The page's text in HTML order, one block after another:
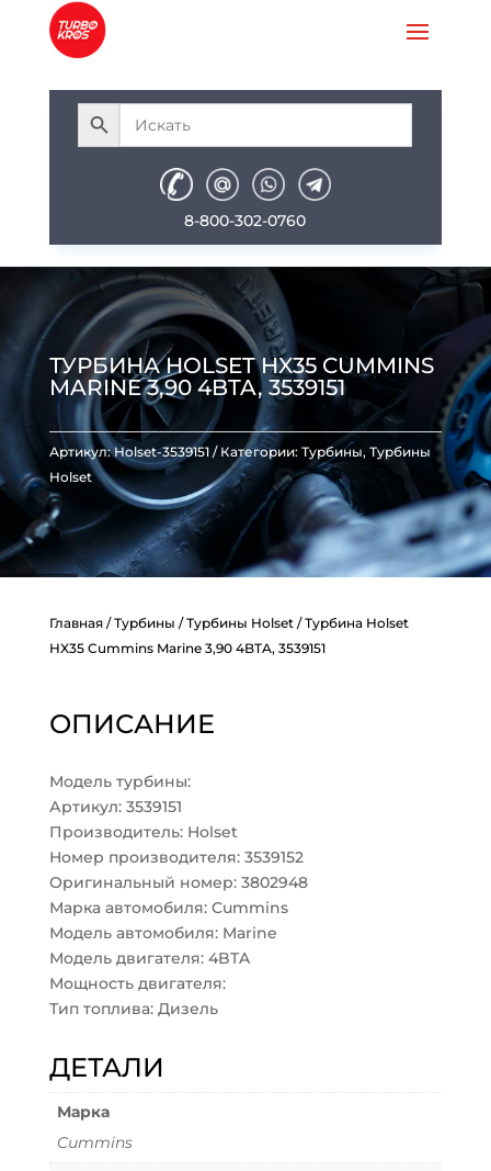
8-800-302-0760
ТУРБИНА HOLSET HX35 CUMMINS
MARINE 3,90 4BTA, 3539151
Артикул:Holset-3539151 Категории: Турбины, Турбины
Holset
Главная/Турбины /Турбины Holset/ Турбина Holset
HX35 Cummins Marine 3,90 4BTA, 3539151
ОПИСАНИЕ
Модель турбины:
Артикул: 3539151
Производитель: Holset
Номер производителя: 3539152
Оригинальный номер: 3802948
Марка автомобиля: Cummins
Модель автомобиля: Marine
Модель двигателя: 4BTA
Мощность двигателя:
Тип топлива: Дизель
ДЕТАЛИ
Марка
Cummins